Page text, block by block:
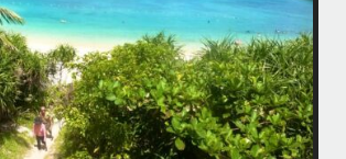
は珍しい北風つづきのおかげでビーチが穏やか
...
8月 14